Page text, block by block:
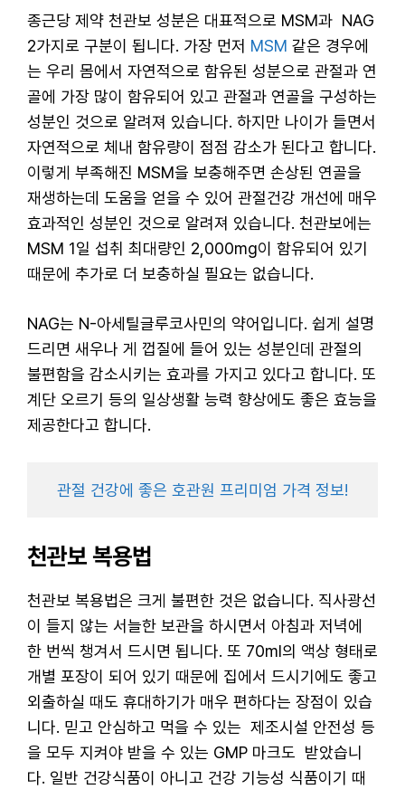
종근당 제약 천관보 성분은 대표적으로 MSM과 NAG
2가지로 구분이 됩니다. 가장 먼저 MSM 같은 경우에
는 우리 몸에서 자연적으로 함유된 성분으로 관절과 연
골에 가장 많이 함유되어 있고 관절과 연골을 구성하는
성분인 것으로 알려져 있습니다. 하지만 나이가 들면서
자연적으로 체내 함유량이 점점 감소가 된다고 합니다.
이렇게 부족해진 MSM을 보충해주면 손상된 연골을
재생하는데 도움을 얻을 수 있어 관절건강 개선에 매우
효과적인 성분인 것으로 알려져 있습니다. 천관보에는
MSM 1일 섭취 최대량인 2,000mg이 함유되어 있기
때문에 추가로 더 보충하실 필요는 없습니다.
NAG는 N-아세틸글루코사민의 약어입니다. 쉽게 설명
드리면 새우나 게 껍질에 들어 있는 성분인데 관절의
불편함을 감소시키는 효과를 가지고 있다고 합니다. 또
계단 오르기 등의 일상생활 능력 향상에도 좋은 효능을
제공한다고 합니다.
관절 건강에 좋은 호관원 프리미엄 가격 정보!
천관보 복용법
천관보 복용법은 크게 불편한 것은 없습니다. 직사광선
이 들지 않는 서늘한 보관을 하시면서 아침과 저녁에
한 번씩 챙겨서 드시면 됩니다. 또 70ml의 액상 형태로
개별 포장이 되어 있기 때문에 집에서 드시기에도 좋고
외출하실 때도 휴대하기가 매우 편하다는 장점이 있습
니다. 믿고 안심하고 먹을 수 있는 제조시설 안전성 등
을 모두 지켜야 받을 수 있는 GMP 마크도 받았습니
다. 일반 건강식품이 아니고 건강 기능성 식품이기 때